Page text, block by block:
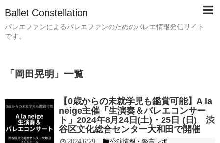
Ballet Constellation
バレエファンによるバレエファンのためのバレエ情報発信サイト
です。
「 岡田晃明 」 一覧
【0歳からの未就学児も鑑賞可能】A la
neige主催「生演奏＆バレエコンサー
ト」2024年8月24日(土)・25日 (日) 渋
谷区文化総合センター大和田で開催
2024/6/29
公演情報・鑑賞レポ